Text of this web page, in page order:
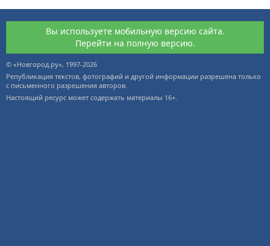
Вы используете мобильную версию сайта.
Перейти на полную версию.
© «Новгород.ру», 1997-2026
Републикация текстов, фотографий и другой информации разрешена только
с письменного разрешения авторов.
Настоящий ресурс может содержать материалы 16+.